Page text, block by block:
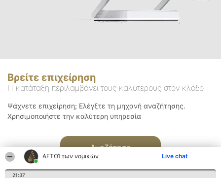
ΑΕΤΟΊ των νομικών Live chat
21:37
Βρείτε επιχείρηση
Η κατάταξη περιλαμβάνει τους καλύτερους στον κλάδο
Ψάχνετε επιχείρηση; Ελέγξτε τη μηχανή αναζήτησης.
Χρησιμοποιήστε την καλύτερη υπηρεσία
Αναζήτηση